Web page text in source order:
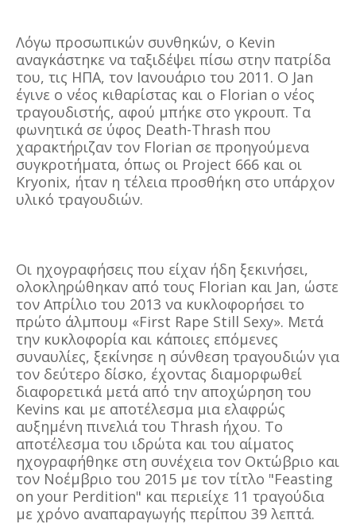
Λόγω προσωπικών συνθηκών, ο Kevin
αναγκάστηκε να ταξιδέψει πίσω στην πατρίδα
του, τις ΗΠΑ, τον Ιανουάριο του 2011. Ο Jan
έγινε ο νέος κιθαρίστας και ο Florian ο νέος
τραγουδιστής, αφού μπήκε στο γκρουπ. Τα
φωνητικά σε ύφος Death-Thrash που
χαρακτήριζαν τον Florian σε προηγούμενα
συγκροτήματα, όπως οι Project 666 και οι
Kryonix, ήταν η τέλεια προσθήκη στο υπάρχον
υλικό τραγουδιών.
Οι ηχογραφήσεις που είχαν ήδη ξεκινήσει,
ολοκληρώθηκαν από τους Florian και Jan, ώστε
τον Απρίλιο του 2013 να κυκλοφορήσει το
πρώτο άλμπουμ «First Rape Still Sexy». Μετά
την κυκλοφορία και κάποιες επόμενες
συναυλίες, ξεκίνησε η σύνθεση τραγουδιών για
τον δεύτερο δίσκο, έχοντας διαμορφωθεί
διαφορετικά μετά από την αποχώρηση του
Kevins και με αποτέλεσμα μια ελαφρώς
αυξημένη πινελιά του Thrash ήχου. Το
αποτέλεσμα του ιδρώτα και του αίματος
ηχογραφήθηκε στη συνέχεια τον Οκτώβριο και
τον Νοέμβριο του 2015 με τον τίτλο "Feasting
on your Perdition" και περιείχε 11 τραγούδια
με χρόνο αναπαραγωγής περίπου 39 λεπτά.